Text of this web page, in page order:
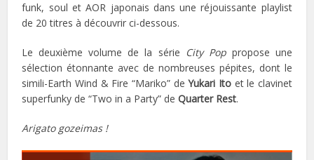
funk, soul et AOR japonais dans une réjouissante playlist
de 20 titres à découvrir ci-dessous.
Le deuxième volume de la série City Poppropose une
sélection étonnante avec de nombreuses pépites, dont le
simili-Earth Wind & Fire “Mariko” deYukari Itoet le clavinet
superfunky de “Two in a Party” deQuarter Rest.
Arigato gozeimas !